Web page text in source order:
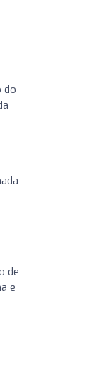
do
de
e